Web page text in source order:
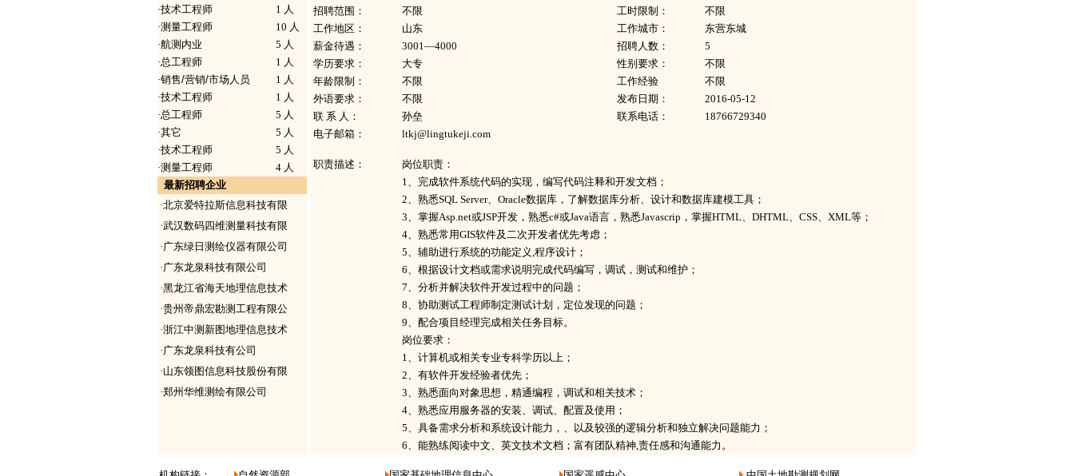
·技术工程师
1 人
·测量工程师
10 人
·航测内业
5 人
·总工程师
1 人
·销售/营销/市场人员
1 人
·技术工程师
1 人
·总工程师
5 人
·其它
5 人
·技术工程师
5 人
·测量工程师
4 人
最新招聘企业
·北京爱特拉斯信息科技有限
·武汉数码四维测量科技有限
·广东绿日测绘仪器有限公司
·广东龙泉科技有限公司
·黑龙江省海天地理信息技术
·贵州帝鼎宏勘测工程有限公
·浙江中测新图地理信息技术
·广东龙泉科技有公司
·山东领图信息科技股份有限
·郑州华维测绘有限公司
招聘范围：
不限 工时限制：
不限
工作地区：
山东 工作城市：
东营东城
薪金待遇：
3001—4000 招聘人数：
5
学历要求：
大专 性别要求：
不限
年龄限制：
不限 工作经验
不限
外语要求：
不限 发布日期：
2016-05-12
联 系 人：
孙垒 联系电话：
18766729340
电子邮箱：
ltkj@lingtukeji.com
职责描述：
岗位职责：
1、完成软件系统代码的实现，编写代码注释和开发文档；
2、熟悉SQL Server、Oracle数据库，了解数据库分析、设计和数据库建模工具；
3、掌握Asp.net或JSP开发，熟悉c#或Java语言，熟悉Javascrip，掌握HTML、DHTML、CSS、XML等；
4、熟悉常用GIS软件及二次开发者优先考虑；
5、辅助进行系统的功能定义,程序设计；
6、根据设计文档或需求说明完成代码编写，调试，测试和维护；
7、分析并解决软件开发过程中的问题；
8、协助测试工程师制定测试计划，定位发现的问题；
9、配合项目经理完成相关任务目标。
岗位要求：
1、计算机或相关专业专科学历以上；
2、有软件开发经验者优先；
3、熟悉面向对象思想，精通编程，调试和相关技术；
4、熟悉应用服务器的安装、调试、配置及使用；
5、具备需求分析和系统设计能力，、以及较强的逻辑分析和独立解决问题能力；
6、能熟练阅读中文、英文技术文档；富有团队精神,责任感和沟通能力。